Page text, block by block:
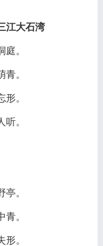
江大石湾
。
。
。
。
。
。
形。